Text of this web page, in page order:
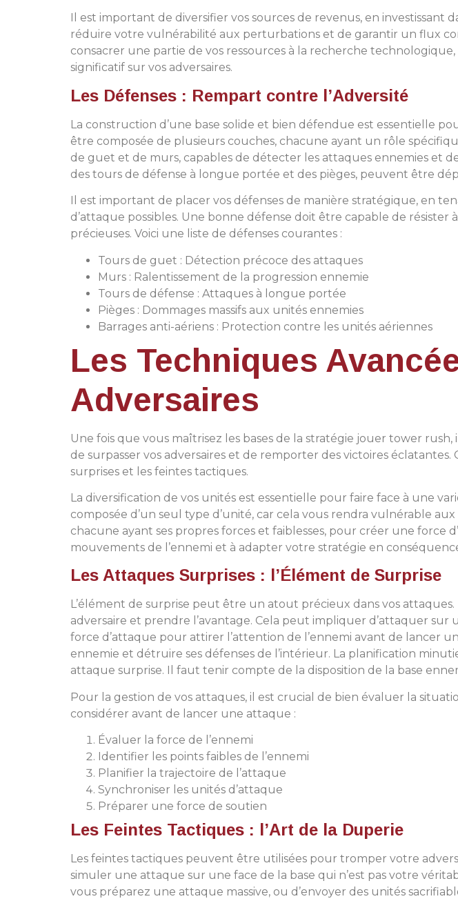
Il est important de diversifier vos sources de revenus, en
réduire votre vulnérabilité aux perturbations et de garantir un flux
consacrer une partie de vos ressources à la recherche
significatif sur vos adversaires.
Les Défenses : Rempart contre l’Adversité
La construction d’une base solide et bien défendue est essentielle
être composée de plusieurs couches, chacune ayant un rôle
de guet et de murs, capables de détecter les attaques ennemies et
des tours de défense à longue portée et des pièges, peuvent être
Il est important de placer vos défenses de manière stratégique, en
d’attaque possibles. Une bonne défense doit être capable de
précieuses. Voici une liste de défenses courantes :
Tours de guet : Détection précoce des attaques
Murs : Ralentissement de la progression ennemie
Tours de défense : Attaques à longue portée
Pièges : Dommages massifs aux unités ennemies
Barrages anti-aériens : Protection contre les unités aériennes
Les Techniques
Adversaires
Une fois que vous maîtrisez les bases de la stratégie jouer tower
de surpasser vos adversaires et de remporter des victoires
surprises et les feintes tactiques.
La diversification de vos unités est essentielle pour faire face à une
composée d’un seul type d’unité, car cela vous rendra vulnérable
chacune ayant ses propres forces et faiblesses, pour créer une force
mouvements de l’ennemi et à adapter votre stratégie en
Les Attaques Surprises : l’Élément de Surprise
L’élément de surprise peut être un atout précieux dans vos
adversaire et prendre l’avantage. Cela peut impliquer d’attaquer
force d’attaque pour attirer l’attention de l’ennemi avant de lancer
ennemie et détruire ses défenses de l’intérieur. La planification
attaque surprise. Il faut tenir compte de la disposition de la base
Pour la gestion de vos attaques, il est crucial de bien évaluer la
considérer avant de lancer une attaque :
Évaluer la force de l’ennemi
Identifier les points faibles de l’ennemi
Planifier la trajectoire de l’attaque
Synchroniser les unités d’attaque
Préparer une force de soutien
Les Feintes Tactiques : l’Art de la Duperie
Les feintes tactiques peuvent être utilisées pour tromper votre
simuler une attaque sur une face de la base qui n’est pas votre
vous préparez une attaque massive, ou d’envoyer des unités